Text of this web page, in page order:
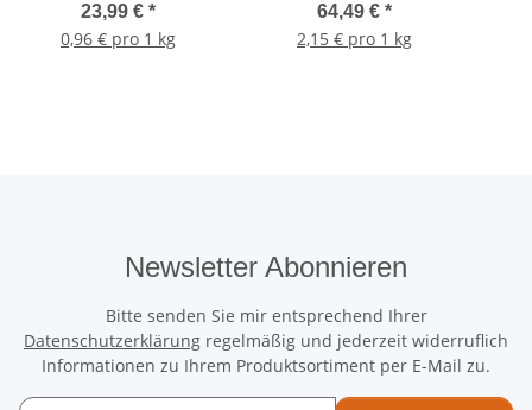
23,99 € *
0,96 € pro 1 kg
64,49 € *
2,15 € pro 1 kg
Newsletter Abonnieren
Bitte senden Sie mir entsprechend Ihrer
Datenschutzerklärung regelmäßig und jederzeit widerruflich
Informationen zu Ihrem Produktsortiment per E-Mail zu.